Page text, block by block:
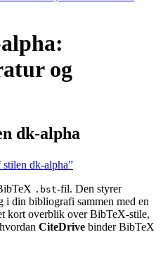
og
dk-alpha
dk-alpha”
.bst-fil. Den styrer
i din bibliografi sammen med en
kort overblik over BibTeX-stile,
CiteDrive binder BibTeX